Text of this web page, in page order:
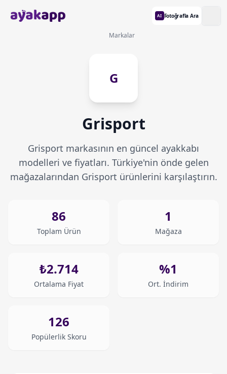
AI Fotoğrafla Ara
Markalar
G
Grisport
Grisport markasının en güncel ayakkabı
modelleri ve fiyatları. Türkiye'nin önde gelen
mağazalarından Grisport ürünlerini karşılaştırın.
86
Toplam Ürün
1
Mağaza
₺2.714
Ortalama Fiyat
%1
Ort. İndirim
126
Popülerlik Skoru